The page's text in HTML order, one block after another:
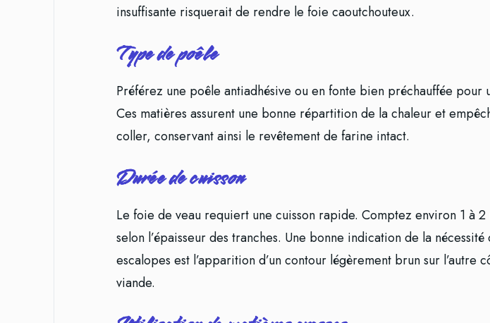
insuffisante risquerait de rendre le foie caoutchouteux.
Type de poêle
Préférez une poêle antiadhésive ou en fonte bien préchauffée pour
Ces matières assurent une bonne répartition de la chaleur et
coller, conservant ainsi le revêtement de farine intact.
Durée de cuisson
Le foie de veau requiert une cuisson rapide. Comptez environ 1 à 2
selon l’épaisseur des tranches. Une bonne indication de la
escalopes est l’apparition d’un contour légèrement brun sur l’autre
viande.